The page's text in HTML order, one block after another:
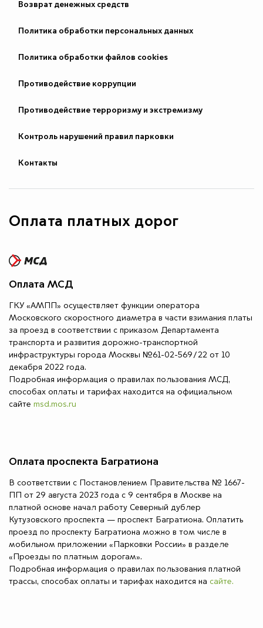
Оплата платных дорог
Оплата МСД
ГКУ «АМПП» осуществляет функции оператора
Московского скоростного диаметра в части взимания платы
за проезд в соответствии с приказом Департамента
транспорта и развития дорожно-транспортной
инфраструктуры города Москвы №61-02-569/22 от 10
декабря 2022 года.
Подробная информация о правилах пользования МСД,
способах оплаты и тарифах находится на официальном
сайте msd.mos.ru
Оплата проспекта Багратиона
В соответствии с Постановлением Правительства № 1667-
ПП от 29 августа 2023 года с 9 сентября в Москве на
платной основе начал работу Северный дублер
Кутузовского проспекта — проспект Багратиона. Оплатить
проезд по проспекту Багратиона можно в том числе в
мобильном приложении «Парковки России» в разделе
«Проезды по платным дорогам».
Подробная информация о правилах пользования платной
трассы, способах оплаты и тарифах находится на сайте.
Возврат денежных средств
Политика обработки персональных данных
Политика обработки файлов cookies
Противодействие коррупции
Противодействие терроризму и экстремизму
Контроль нарушений правил парковки
Контакты